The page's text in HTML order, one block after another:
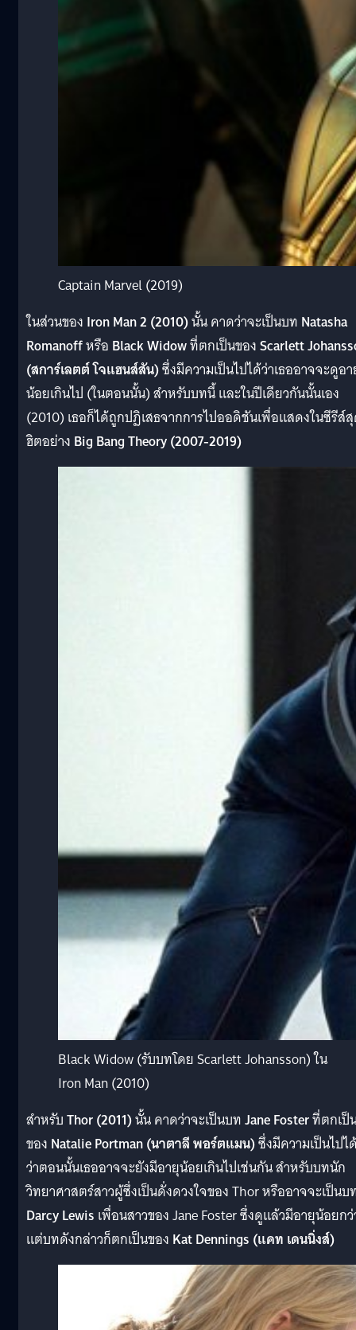
Captain Marvel (2019)
ในส่วนของ Iron Man 2 (2010)นั้น คาดว่าจะเป็นบท Natasha
Romanoffหรือ Black Widowที่ตกเป็นของScarlett
(สการ์เลตต์ โจแฮนส์สัน)ซึ่งมีความเป็นไปได้ว่าเธออาจจะดูอ
น้อยเกินไป (ในตอนนั้น) สำหรับบทนี้ และในปีเดียวกันนั้นเอง
(2010) เธอก็ได้ถูกปฏิเสธจากการไปออดิชันเพื่อแสดงในซีรีส์
ฮิตอย่าง Big Bang Theory (2007-2019)
Black Widow (รับบทโดย Scarlett Johansson) ใน
Iron Man (2010)
สำหรับThor (2011)นั้น คาดว่าจะเป็นบทJane Fosterที่ตกเป็
ของ Natalie Portman (นาตาลี พอร์ตแมน)ซึ่งมีความเป็นไปไ
ว่าตอนนั้นเธออาจจะยังมีอายุน้อยเกินไปเช่นกัน สำหรับบทนัก
วิทยาศาสตร์สาวผู้ซึ่งเป็นดั่งดวงใจของ Thor หรืออาจจะเป็นบ
Darcy Lewis เพื่อนสาวของ Jane Foster ซึ่งดูแล้วมีอายุน้อยก
แต่บทดังกล่าวก็ตกเป็นของ Kat Dennings (แคท เดนนิ่งส์)